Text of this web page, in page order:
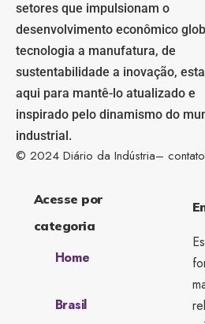
setores que impulsionam o
desenvolvimento econômico
tecnologia a manufatura, de
sustentabilidade a inovação,
aqui para mantê-lo atualizado e
inspirado pelo dinamismo do
industrial.
© 2024 Diário da Indústria–
Acesse por
categoria
Home
Brasil